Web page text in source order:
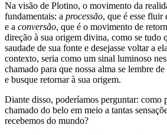
Na visão de Plotino, o movimento da
fundamentais: a processão, que é esse
e a conversão, que é o movimento de
direção à sua origem divina, como se tudo
saudade de sua fonte e desejasse voltar a
contexto, seria como um sinal luminoso
chamado para que nossa alma se lembre
e busque retornar à sua origem.
Diante disso, poderíamos perguntar: como
chamado do belo em meio a tantas
recebemos do mundo?